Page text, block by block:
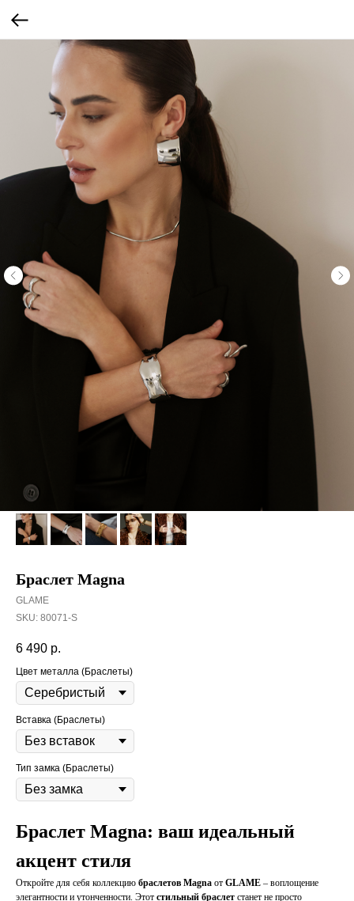
Браслет Magna
GLAME
SKU: 80071-S
6 490 р.
Цвет металла (Браслеты)
Вставка (Браслеты)
Тип замка (Браслеты)
Браслет Magna: ваш идеальный
акцент стиля
Откройте для себя коллекцию браслетов Magna от GLAME – воплощение
элегантности и утонченности. Этот стильный браслет станет не просто